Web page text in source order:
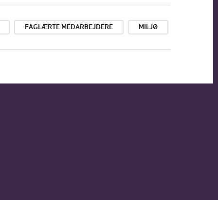
FAGLÆRTE MEDARBEJDERE MILJØ